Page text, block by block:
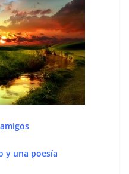
y una poesía